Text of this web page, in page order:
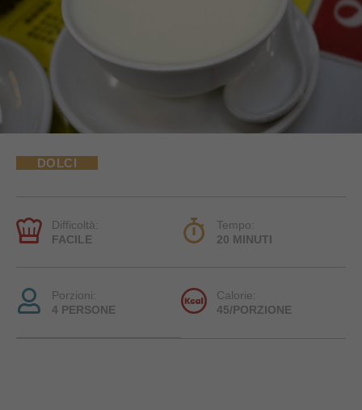
DOLCI
Difficoltà:
FACILE
Tempo:
20 MINUTI
Porzioni:
4 PERSONE
Calorie:
45/PORZIONE